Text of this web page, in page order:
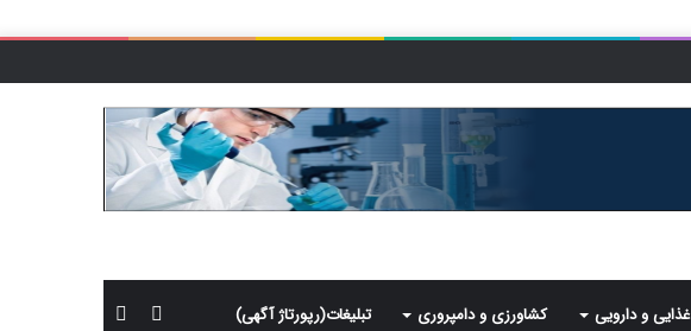
غذایی و دارویی کشاورزی و دامپروری تبلیغات(رپورتاژ آگهی) سایدبار